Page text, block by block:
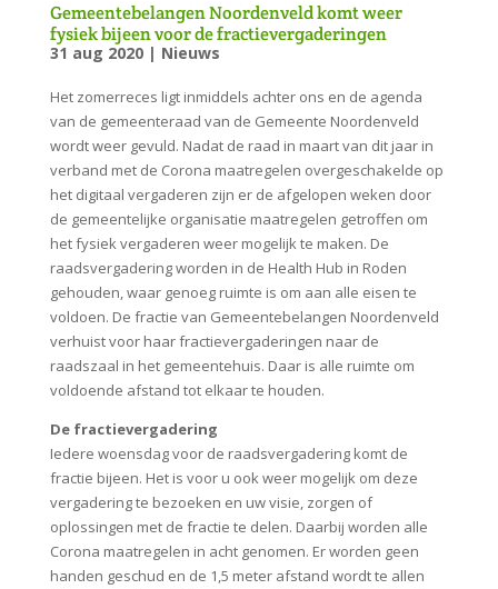
Gemeentebelangen Noordenveld komt weer
fysiek bijeen voor de fractievergaderingen
31 aug 2020| Nieuws
Het zomerreces ligt inmiddels achter ons en de agenda
van de gemeenteraad van de Gemeente Noordenveld
wordt weer gevuld. Nadat de raad in maart van dit jaar in
verband met de Corona maatregelen overgeschakelde op
het digitaal vergaderen zijn er de afgelopen weken door
de gemeentelijke organisatie maatregelen getroffen om
het fysiek vergaderen weer mogelijk te maken. De
raadsvergadering worden in de Health Hub in Roden
gehouden, waar genoeg ruimte is om aan alle eisen te
voldoen. De fractie van Gemeentebelangen Noordenveld
verhuist voor haar fractievergaderingen naar de
raadszaal in het gemeentehuis. Daar is alle ruimte om
voldoende afstand tot elkaar te houden.
De fractievergadering
Iedere woensdag voor de raadsvergadering komt de
fractie bijeen. Het is voor u ook weer mogelijk om deze
vergadering te bezoeken en uw visie, zorgen of
oplossingen met de fractie te delen. Daarbij worden alle
Corona maatregelen in acht genomen. Er worden geen
handen geschud en de 1,5 meter afstand wordt te allen